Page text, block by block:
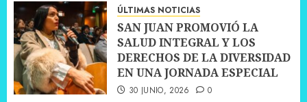
ÚLTIMAS NOTICIAS
SAN JUAN PROMOVIÓ LA
SALUD INTEGRAL Y LOS
DERECHOS DE LA DIVERSIDAD
EN UNA JORNADA ESPECIAL
30 JUNIO, 2026 0